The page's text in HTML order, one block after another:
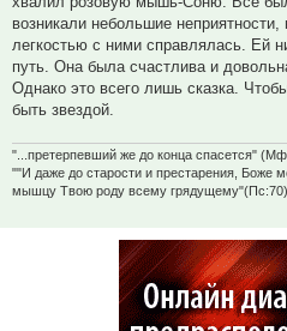
возникали небольшие
легкостью с ними справлялась. Ей
путь. Она была счастлива и
Однако это всего лишь сказка.
быть звездой.
"...претерпевший же до конца спасется"
""И даже до старости и престарения, Боже
мышцу Твою роду всему грядущему"(Пс:70)